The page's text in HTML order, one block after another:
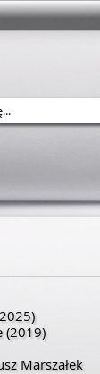
(2019)
Marszałek